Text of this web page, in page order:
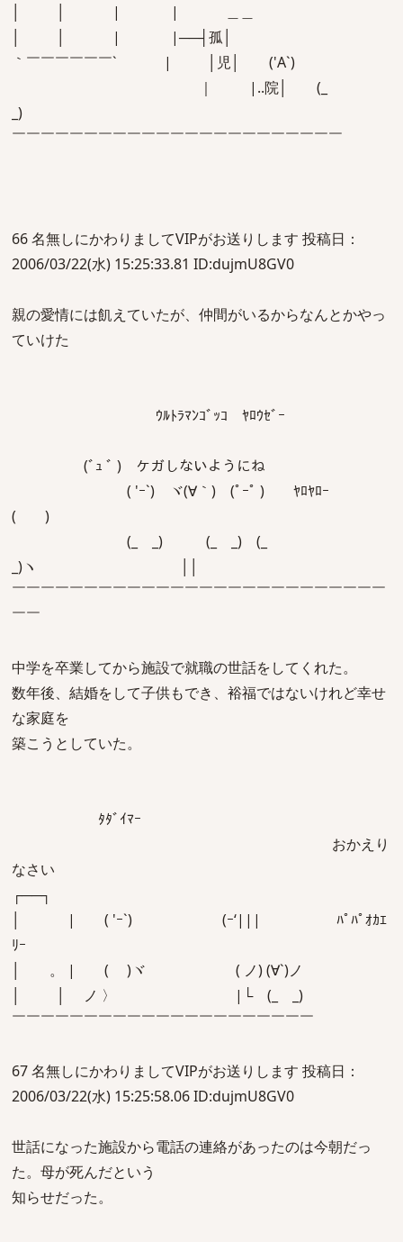
│ │ | | ＿＿
│ │ | |──┤孤│
｀￣￣￣￣￣￣` | │児│ ('A`)
｜ |..院│ (_
_)
￣￣￣￣￣￣￣￣￣￣￣￣￣￣￣￣￣￣￣￣￣￣￣
66 名無しにかわりましてVIPがお送りします 投稿日：
2006/03/22(水) 15:25:33.81 ID:dujmU8GV0
親の愛情には飢えていたが、仲間がいるからなんとかやっ
ていけた
ｳﾙﾄﾗﾏﾝｺﾞｯｺ ﾔﾛｳｾﾞｰ
(ﾞｭ ﾞ ) ケガしないようにね
( 'ｰ`) ヾ(∀｀) (ﾟｰﾟ ) ﾔﾛﾔﾛｰ
( )
(_ _) (_ _) (_
_)ヽ ││
￣￣￣￣￣￣￣￣￣￣￣￣￣￣￣￣￣￣￣￣￣￣￣￣￣￣
￣￣
中学を卒業してから施設で就職の世話をしてくれた。
数年後、結婚をして子供もでき、裕福ではないけれど幸せ
な家庭を
築こうとしていた。
ﾀﾀﾞｲﾏｰ
おかえり
なさい
┌──┐
│ | ( 'ｰ`) (ｰ‘||| ﾊﾟﾊﾟｵｶｴ
ﾘｰ
│ 。 | ( )ヾ ( ノ) (∀`)ノ
│ │ ノ 〉 |└ (_ _)
￣￣￣￣￣￣￣￣￣￣￣￣￣￣￣￣￣￣￣￣￣
67 名無しにかわりましてVIPがお送りします 投稿日：
2006/03/22(水) 15:25:58.06 ID:dujmU8GV0
世話になった施設から電話の連絡があったのは今朝だっ
た。母が死んだという
知らせだった。